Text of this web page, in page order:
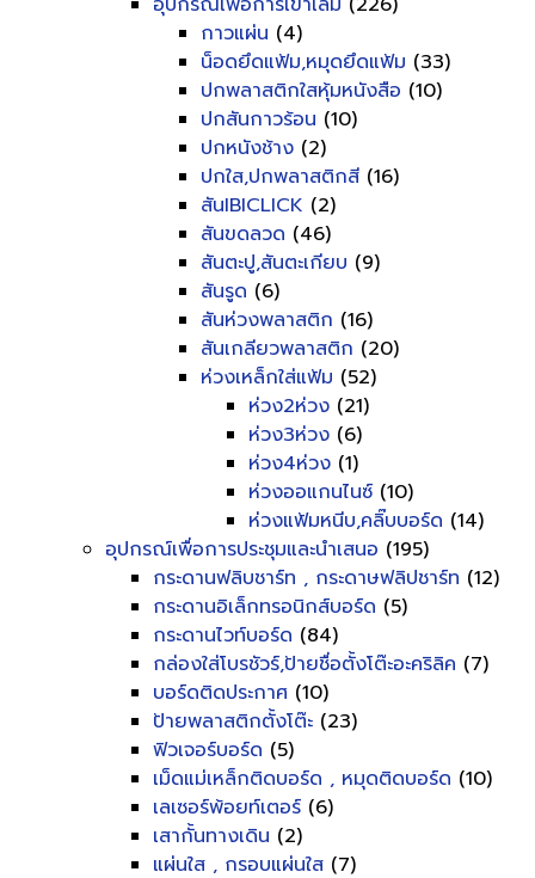
กาวแผ่น (4)
น็อดยึดแฟ้ม,หมุดยึดแฟ้ม (33)
ปกพลาสติกใสหุ้มหนังสือ (10)
ปกสันกาวร้อน (10)
ปกหนังช้าง (2)
ปกใส,ปกพลาสติกสี (16)
สันIBICLICK (2)
สันขดลวด (46)
สันตะปู,สันตะเกียบ (9)
สันรูด (6)
สันห่วงพลาสติก (16)
สันเกลียวพลาสติก (20)
ห่วงเหล็กใส่แฟ้ม (52)
ห่วง2ห่วง (21)
ห่วง3ห่วง (6)
ห่วง4ห่วง (1)
ห่วงออแกนไนซ์ (10)
ห่วงแฟ้มหนีบ,คลิ๊บบอร์ด (14)
อุปกรณ์เพื่อการประชุมและนำเสนอ (195)
กระดานฟลิบชาร์ท , กระดาษฟลิปชาร์ท (12)
กระดานอิเล็กทรอนิกส์บอร์ด (5)
กระดานไวท์บอร์ด (84)
กล่องใส่โบรชัวร์,ป้ายชื่อตั้งโต๊ะอะคริลิค (7)
บอร์ดติดประกาศ (10)
ป้ายพลาสติกตั้งโต๊ะ (23)
ฟิวเจอร์บอร์ด (5)
เม็ดแม่เหล็กติดบอร์ด , หมุดติดบอร์ด (10)
เลเซอร์พ้อยท์เตอร์ (6)
เสากั้นทางเดิน (2)
แผ่นใส , กรอบแผ่นใส (7)